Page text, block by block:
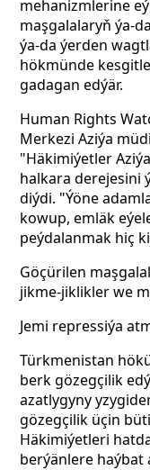
mehanizmlerine
maşgalalaryň ýa-
ýa-da ýerden
hökmünde
gadagan edýär.
Human Rights
Merkezi Aziýa
"Häkimiýetler
halkara derejesini
diýdi. "Ýöne
kowup, emläk
peýdalanmak hiç
Göçürilen
jikme-jiklikler we
Jemi repressiýa
Türkmenistan
berk gözegçilik
azatlygyny
gözegçilik üçin
Häkimiýetleri
berýänlere haýbat